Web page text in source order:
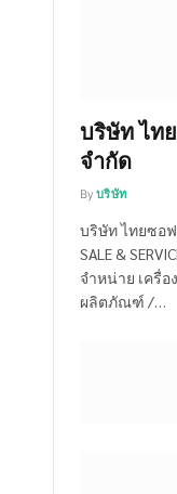
บริษัท ไท
จำกัด
By บริษัท
บริษัท ไทยซอฟ
SALE &
จำหน่าย เครื่
ผลิตภัณฑ์ /…